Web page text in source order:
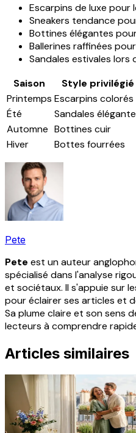
Escarpins de luxe pour
Sneakers tendance
Bottines élégantes
Ballerines raffinées
Sandales estivales lors
Saison
Style privilégié
Printemps Escarpins colorés
Été
Sandales
Automne Bottines cuir
Hiver
Bottes fourrées
Pete
Pete est un auteur
spécialisé dans l'analyse
et sociétaux. Il s'appuie sur
pour éclairer ses articles et
Sa plume claire et son sens
lecteurs à comprendre
Articles similaires